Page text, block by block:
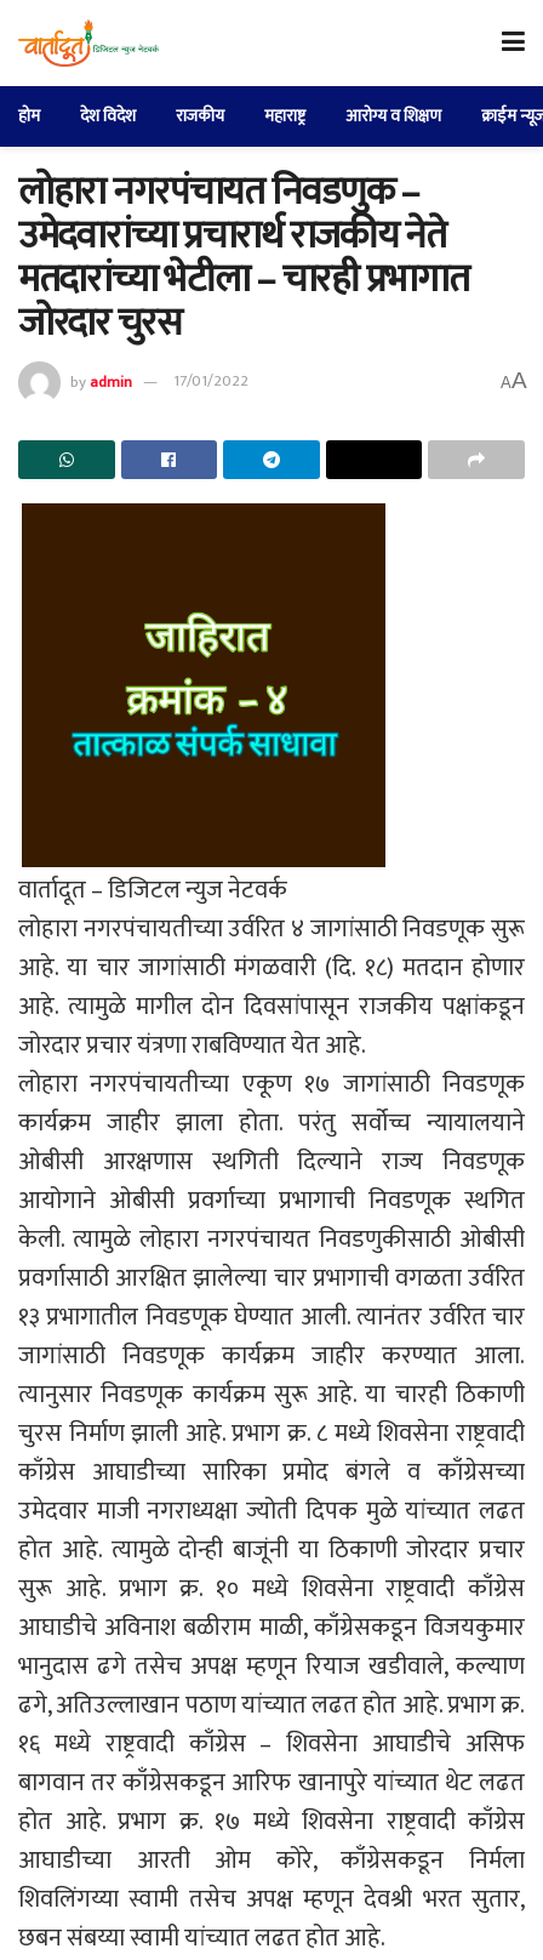
होम देश विदेश राजकीय महाराष्ट्र आरोग्य व शिक्षण क्राईम
लोहारा नगरपंचायत निवडणुक –
उमेदवारांच्या प्रचारार्थ राजकीय नेते
मतदारांच्या भेटीला – चारही प्रभागात
जोरदार चुरस
byadmin 17/01/2022 AA
वार्तादूत – डिजिटल न्युज नेटवर्क
लोहारा नगरपंचायतीच्या उर्वरित ४ जागांसाठी निवडणूक सुरू
आहे. या चार जागांसाठी मंगळवारी (दि. १८) मतदान होणार
आहे. त्यामुळे मागील दोन दिवसांपासून राजकीय पक्षांकडून
जोरदार प्रचार यंत्रणा राबविण्यात येत आहे.
लोहारा नगरपंचायतीच्या एकूण १७ जागांसाठी निवडणूक
कार्यक्रम जाहीर झाला होता. परंतु सर्वोच्च न्यायालयाने
ओबीसी आरक्षणास स्थगिती दिल्याने राज्य निवडणूक
आयोगाने ओबीसी प्रवर्गाच्या प्रभागाची निवडणूक स्थगित
केली. त्यामुळे लोहारा नगरपंचायत निवडणुकीसाठी ओबीसी
प्रवर्गासाठी आरक्षित झालेल्या चार प्रभागाची वगळता उर्वरित
१३ प्रभागातील निवडणूक घेण्यात आली. त्यानंतर उर्वरित चार
जागांसाठी निवडणूक कार्यक्रम जाहीर करण्यात आला.
त्यानुसार निवडणूक कार्यक्रम सुरू आहे. या चारही ठिकाणी
चुरस निर्माण झाली आहे. प्रभाग क्र. ८ मध्ये शिवसेना राष्ट्रवादी
काँग्रेस आघाडीच्या सारिका प्रमोद बंगले व काँग्रेसच्या
उमेदवार माजी नगराध्यक्षा ज्योती दिपक मुळे यांच्यात लढत
होत आहे. त्यामुळे दोन्ही बाजूंनी या ठिकाणी जोरदार प्रचार
सुरू आहे. प्रभाग क्र. १० मध्ये शिवसेना राष्ट्रवादी काँग्रेस
आघाडीचे अविनाश बळीराम माळी, काँग्रेसकडून विजयकुमार
भानुदास ढगे तसेच अपक्ष म्हणून रियाज खडीवाले, कल्याण
ढगे, अतिउल्लाखान पठाण यांच्यात लढत होत आहे. प्रभाग क्र.
१६ मध्ये राष्ट्रवादी काँग्रेस – शिवसेना आघाडीचे असिफ
बागवान तर काँग्रेसकडून आरिफ खानापुरे यांच्यात थेट लढत
होत आहे. प्रभाग क्र. १७ मध्ये शिवसेना राष्ट्रवादी काँग्रेस
आघाडीच्या आरती ओम कोरे, काँग्रेसकडून निर्मला
शिवलिंगय्या स्वामी तसेच अपक्ष म्हणून देवश्री भरत सुतार,
छबन संबय्या स्वामी यांच्यात लढत होत आहे.